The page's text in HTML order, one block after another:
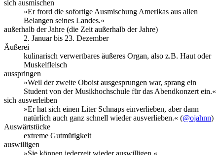
sich ausmischen
»Er frord die sofortige Ausmischung Amerikas aus allen
Belangen seines Landes.«
außerhalb der Jahre (die Zeit außerhalb der Jahre)
2. Januar bis 23. Dezember
Äußerei
kulinarisch verwertbares äußeres Organ, also z.B. Haut oder
Muskelfleisch
ausspringen
»Weil der zweite Oboist ausgesprungen war, sprang ein
Student von der Musikhochschule für das Abendkonzert ein.«
sich ausverleiben
»Er hat sich einen Liter Schnaps einverlieben, aber dann
natürlich auch ganz schnell wieder ausverlieben.« (@ojahnn)
Auswärtstücke
extreme Gutmütigkeit
auswilligen
»Sie können jederzeit wieder auswilligen.«